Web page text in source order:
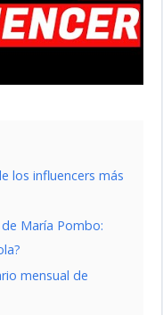
los influencers más
María Pombo:
mensual de